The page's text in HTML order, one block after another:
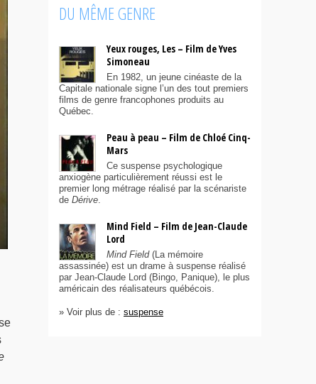
DU MÊME GENRE
Yeux rouges, Les – Film de Yves
Simoneau
En 1982, un jeune cinéaste de la
Capitale nationale signe l’un des tout premiers
films de genre francophones produits au
Québec.
Peau à peau – Film de Chloé Cinq-
Mars
Ce suspense psychologique
anxiogène particulièrement réussi est le
premier long métrage réalisé par la scénariste
de Dérive
Mind Field – Film de Jean-Claude
Lord
Mind Field(La mémoire
assassinée) est un drame à suspense réalisé
par Jean-Claude Lord (Bingo, Panique), le plus
américain des réalisateurs québécois.
» Voir plus de : suspense